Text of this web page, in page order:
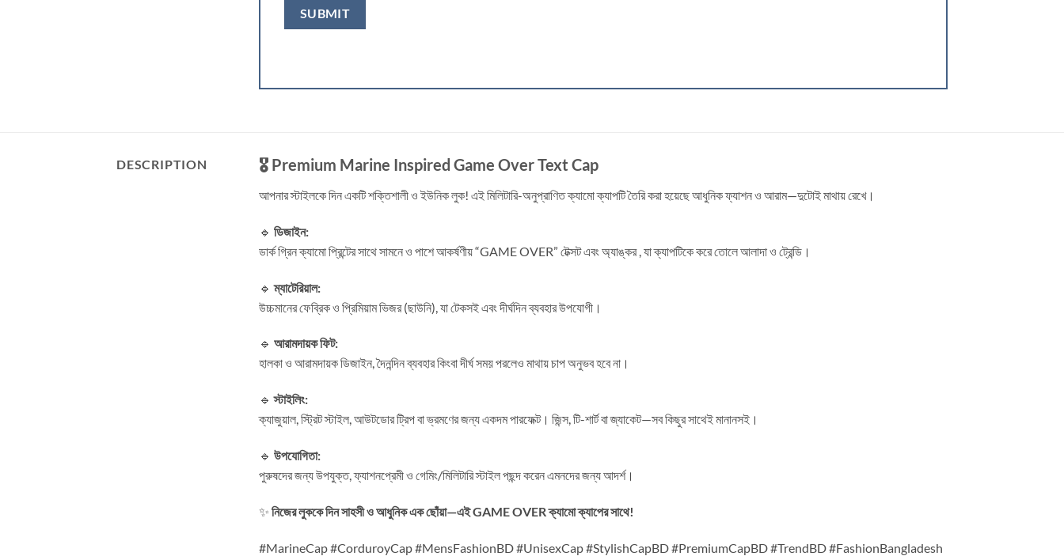
DESCRIPTION 🎖️ Premium Marine Inspired Game Over Text Cap
আপনার স্টাইলকে দিন একটি শক্তিশালী ও ইউনিক লুক! এই মিলিটারি-অনুপ্রাণিত ক্যামো ক্যাপটি তৈরি করা হয়েছে আধুনিক ফ্যাশন ও আরাম—দুটোই মাথায় রেখে।
🔹 ডিজাইন:
ডার্ক গ্রিন ক্যামো প্রিন্টের সাথে সামনে ও পাশে আকর্ষণীয় “GAME OVER” টেক্সট এবং অ্যাঙ্কর , যা ক্যাপটিকে করে তোলে আলাদা ও ট্রেন্ডি।
🔹ম্যাটেরিয়াল:
উচ্চমানের ফেব্রিক ও প্রিমিয়াম ভিজর (ছাউনি), যা টেকসই এবং দীর্ঘদিন ব্যবহার উপযোগী।
🔹 আরামদায়ক ফিট:
হালকা ও আরামদায়ক ডিজাইন, দৈনন্দিন ব্যবহার কিংবা দীর্ঘ সময় পরলেও মাথায় চাপ অনুভব হবে না।
🔹স্টাইলিং:
ক্যাজুয়াল, স্ট্রিট স্টাইল, আউটডোর ট্রিপ বা ভ্রমণের জন্য একদম পারফেক্ট। জিন্স, টি-শার্ট বা জ্যাকেট—সব কিছুর সাথেই মানানসই।
🔹 উপযোগিতা:
পুরুষদের জন্য উপযুক্ত, ফ্যাশনপ্রেমী ও গেমিং/মিলিটারি স্টাইল পছন্দ করেন এমনদের জন্য আদর্শ।
✨ নিজের লুককে দিন সাহসী ও আধুনিক এক ছোঁয়া—এই GAME OVER ক্যামো ক্যাপের সাথে!
#MarineCap #CorduroyCap #MensFashionBD #UnisexCap #StylishCapBD #PremiumCapBD #TrendBD #FashionBangladesh